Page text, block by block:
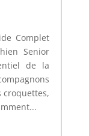
Complet
Senior
de la
croquettes,